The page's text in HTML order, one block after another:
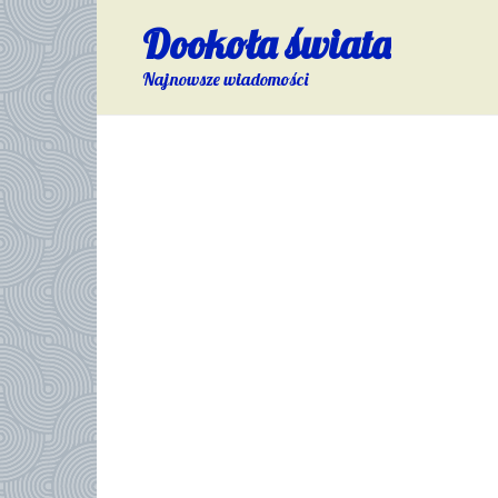
Skip
to
content
Dookoła świata
Najnowsze wiadomości